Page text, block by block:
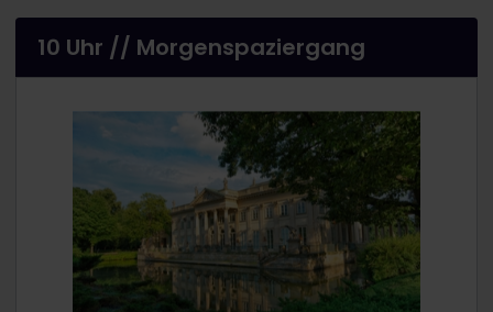
10 Uhr // Morgenspaziergang